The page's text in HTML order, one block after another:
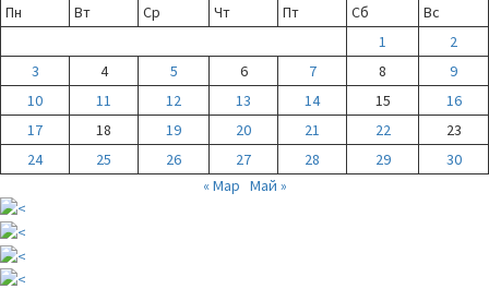
Пн
Вт Ср Чт Пт Сб
Вс
1
2
3
4 5 6 7 8
9
10
11 12 13 14 15
16
17
18 19 20 21 22
23
24
25 26 27 28 29
30
« Мар Май »